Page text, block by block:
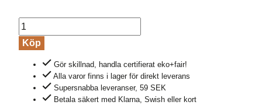
Nattlinne
kortärmat
BERIT
prickig
mängd
Köp
Gör skillnad, handla certifierat eko+fair!
Alla varor finns i lager för direkt leverans
Supersnabba leveranser, 59 SEK
Betala säkert med Klarna, Swish eller kort